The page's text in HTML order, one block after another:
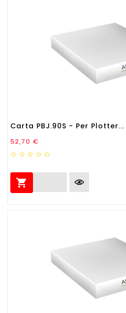
Carta PBJ.90S - Per Plotter...
Prezzo
52,70 €
